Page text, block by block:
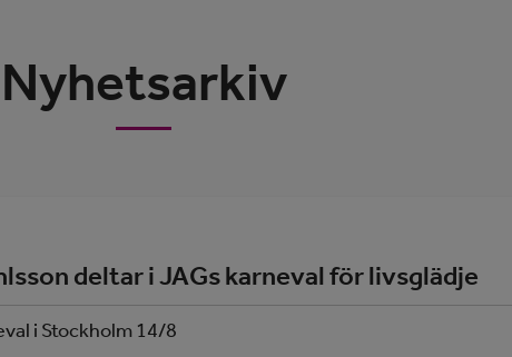
Nyhetsarkiv
deltar i JAGs karneval för livsglädje
i Stockholm 14/8